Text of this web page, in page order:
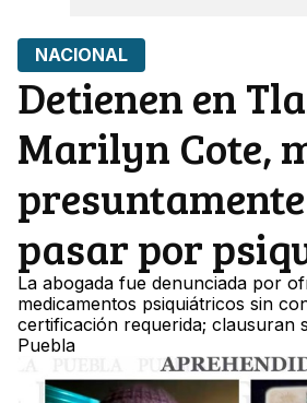
NACIONAL
Detienen en
Marilyn Cote,
pasar por
La abogada fue denunciada por
medicamentos psiquiátricos sin
certificación requerida; clausuran
Puebla